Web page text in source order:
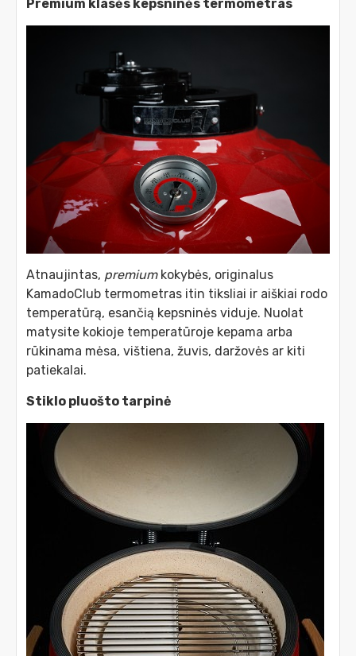
Premium klasės kepsninės termometras
Atnaujintas, premiumkokybės, originalus
KamadoClub termometras itin tiksliai ir aiškiai rodo
temperatūrą, esančią kepsninės viduje. Nuolat
matysite kokioje temperatūroje kepama arba
rūkinama mėsa, vištiena, žuvis, daržovės ar kiti
patiekalai.
Stiklo pluošto tarpinė